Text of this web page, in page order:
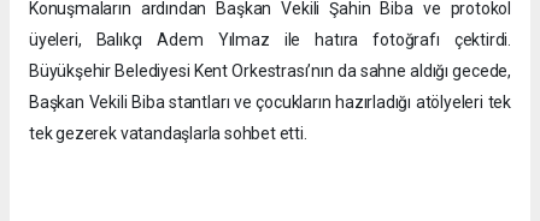
Konuşmaların ardından Başkan Vekili Şahin Biba ve protokol
üyeleri, Balıkçı Adem Yılmaz ile hatıra fotoğrafı çektirdi.
Büyükşehir Belediyesi Kent Orkestrası’nın da sahne aldığı gecede,
Başkan Vekili Biba stantları ve çocukların hazırladığı atölyeleri tek
tek gezerek vatandaşlarla sohbet etti.